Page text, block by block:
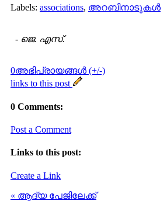
Labels: associations, അറബിനാടുകള്‍
- ജെ. എസ്.
0അഭിപ്രായങ്ങള്‍ (+/-)
links to this post
0 Comments:
Post a Comment
Links to this post:
Create a Link
« ആദ്യ പേജിലേക്ക്